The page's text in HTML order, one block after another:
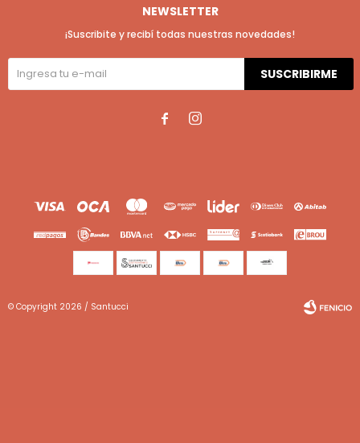
NEWSLETTER
¡Suscribite y recibí todas nuestras novedades!
SUSCRIBIRME
 
© Copyright 2026 / Santucci